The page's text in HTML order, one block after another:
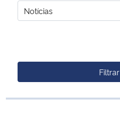
Filtrar